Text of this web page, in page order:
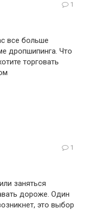
1
все больше
дропшипинга. Что
торговать
1
заняться
дороже. Один
это выбор